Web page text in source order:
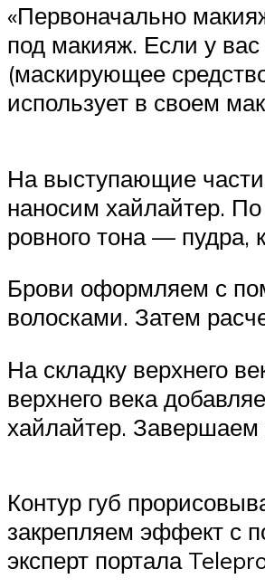
«Первоначально
под макияж. Если у
(маскирующее
использует в своем
На выступающие
наносим хайлайтер.
ровного тона — пудра,
Брови оформляем с
волосками. Затем
На складку верхнего
верхнего века
хайлайтер.
Контур губ
закрепляем эффект с
эксперт портала